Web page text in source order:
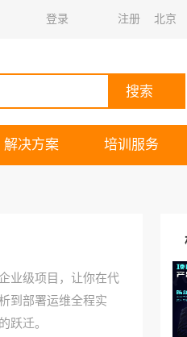
登录 注册 北京
搜索
解决方案 培训服务
业级项目，让你在代
到部署运维全程实
跃迁。